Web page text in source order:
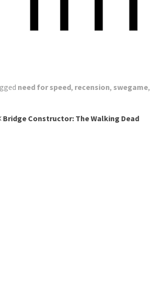
need for speed, recension, swegame,
Bridge Constructor: The Walking Dead